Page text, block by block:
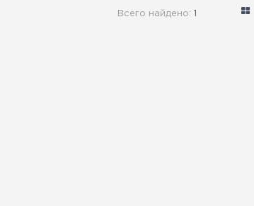
Всего найдено: 1